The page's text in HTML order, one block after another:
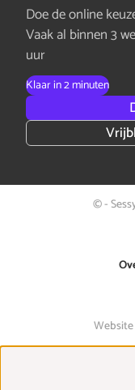
Doe de online
Vaak al binnen 3
uur
Klaar in 2 minuten
© -